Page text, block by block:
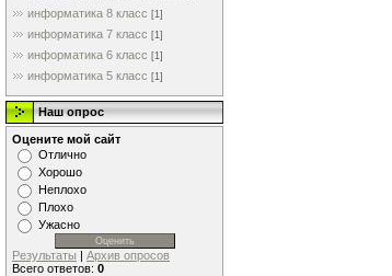
информатика 8 класс [1]
информатика 7 класс [1]
информатика 6 класс [1]
информатика 5 класс [1]
Наш опрос
Оцените мой сайт
Отлично
Хорошо
Неплохо
Плохо
Ужасно
Результаты | Архив опросов
Всего ответов: 0